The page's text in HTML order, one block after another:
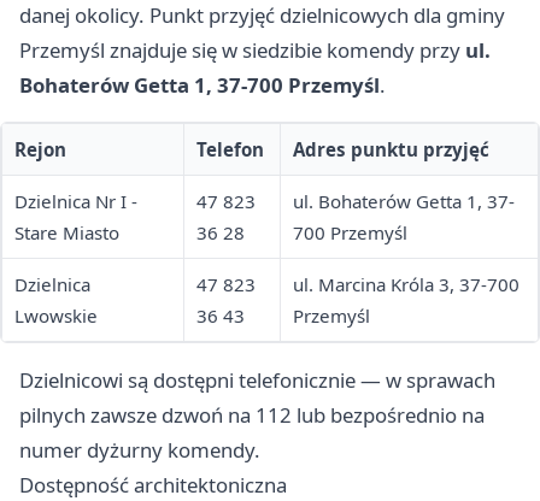
danej okolicy. Punkt przyjęć dzielnicowych dla gminy
Przemyśl znajduje się w siedzibie komendy przy ul.
Bohaterów Getta 1, 37-700 Przemyśl.
Rejon Telefon Adres punktu przyjęć
Dzielnica Nr I -
Stare Miasto
47 823
36 28
ul. Bohaterów Getta 1, 37-
700 Przemyśl
Dzielnica
Lwowskie
47 823
36 43
ul. Marcina Króla 3, 37-700
Przemyśl
Dzielnicowi są dostępni telefonicznie — w sprawach
pilnych zawsze dzwoń na 112 lub bezpośrednio na
numer dyżurny komendy.
Dostępność architektoniczna